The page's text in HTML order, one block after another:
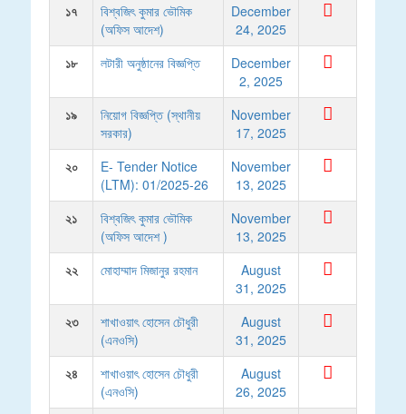
১৭
বিশ্বজিৎ কুমার ভৌমিক
(অফিস আদেশ)
December
24, 2025
১৮
লটারী অনুষ্ঠানের বিজ্ঞপ্তি
December
2, 2025
১৯
নিয়োগ বিজ্ঞপ্তি (স্থানীয়
সরকার)
November
17, 2025
২০
E- Tender Notice
(LTM): 01/2025-26
November
13, 2025
২১
বিশ্বজিৎ কুমার ভৌমিক
(অফিস আদেশ )
November
13, 2025
২২
মোহাম্মাদ মিজানুর রহমান
August
31, 2025
২৩
শাখাওয়াৎ হোসেন চৌধুরী
(এনওসি)
August
31, 2025
২৪
শাখাওয়াৎ হোসেন চৌধুরী
(এনওসি)
August
26, 2025